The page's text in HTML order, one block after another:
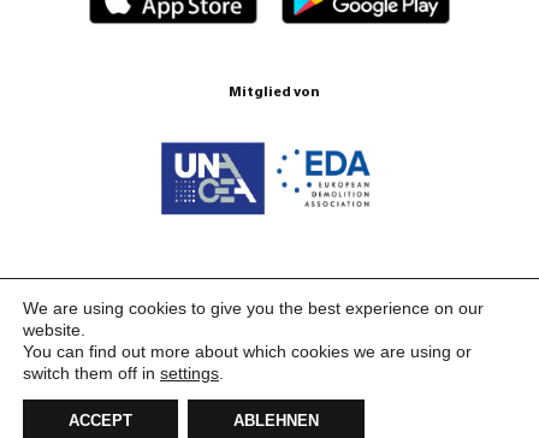
Mitglied von
We are using cookies to give you the best experience on our
website.
You can find out more about which cookies we are using or
switch them off in settings
ACCEPT ABLEHNEN